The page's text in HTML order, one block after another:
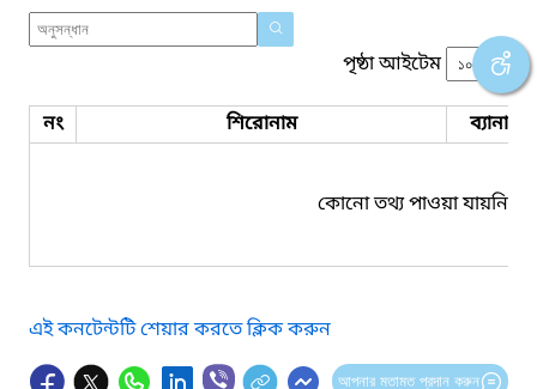
পৃষ্ঠা আইটেম
নং শিরোনাম ব্যানার
কোনো তথ্য পাওয়া যায়নি।
এই কনটেন্টটি শেয়ার করতে ক্লিক করুন
আপনার মতামত প্রদান করুন